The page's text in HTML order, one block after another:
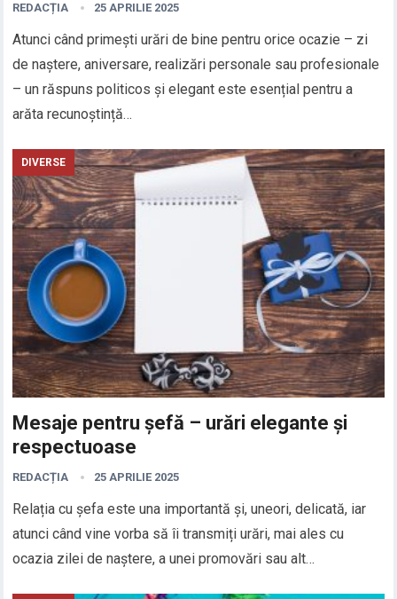
REDACȚIA 25 APRILIE 2025
Atunci când primești urări de bine pentru orice ocazie – zi
de naștere, aniversare, realizări personale sau profesionale
– un răspuns politicos și elegant este esențial pentru a
arăta recunoștință…
DIVERSE
Mesaje pentru șefă – urări elegante și
respectuoase
REDACȚIA 25 APRILIE 2025
Relația cu șefa este una importantă și, uneori, delicată, iar
atunci când vine vorba să îi transmiți urări, mai ales cu
ocazia zilei de naștere, a unei promovări sau alt…